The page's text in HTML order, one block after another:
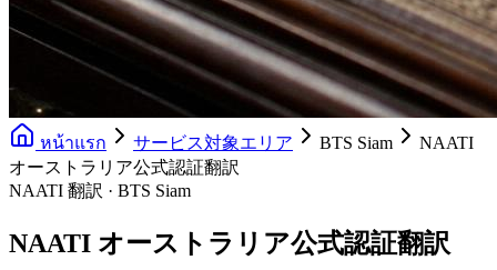
หน้าแรก サービス対象エリア BTS Siam
NAATI
オーストラリア公式認証翻訳
NAATI 翻訳 · BTS Siam
NAATI オーストラリア公式認証翻訳